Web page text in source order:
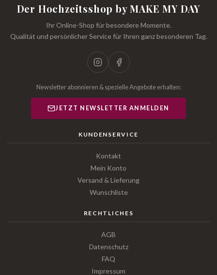
Der Hochzeitsshop by MAKE MY DAY
Ihr Online-Shop für besondere Momente.
Qualität und persönlicher Service für Ihren ganz besonderen Tag.
Newsletter abonnieren & spezielle Angebote erhalten:
JETZT NEWSLETTER ANMELDEN
KUNDENSERVICE
Kontakt
Mein Konto
Versand & Lieferung
Wunschliste
RECHTLICHES
AGB
Datenschutz
FAQ
Impressum